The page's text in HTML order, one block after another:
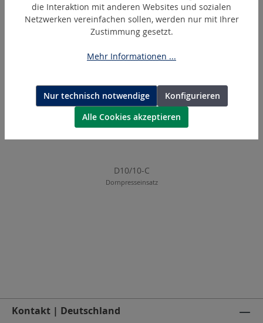
Produktgalerie überspringen
Ähnliche Artikel
D10/10-C
Dornpresseinsatz
Kontakt | Deutschland
die Interaktion mit anderen Websites und sozialen
Netzwerken vereinfachen sollen, werden nur mit Ihrer
Zustimmung gesetzt.
Mehr Informationen ...
Nur technisch notwendige
Konfigurieren
Alle Cookies akzeptieren